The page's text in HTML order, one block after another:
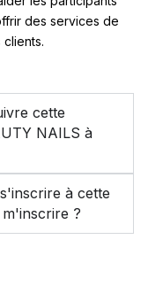
des services de
cette
NAILS à
à cette
?